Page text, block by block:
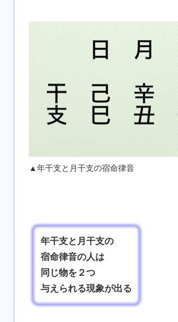
▲年干支と月干支の宿命律音
年干支と月干支の
宿命律音の人は
同じ物を２つ
与えられる現象が出る